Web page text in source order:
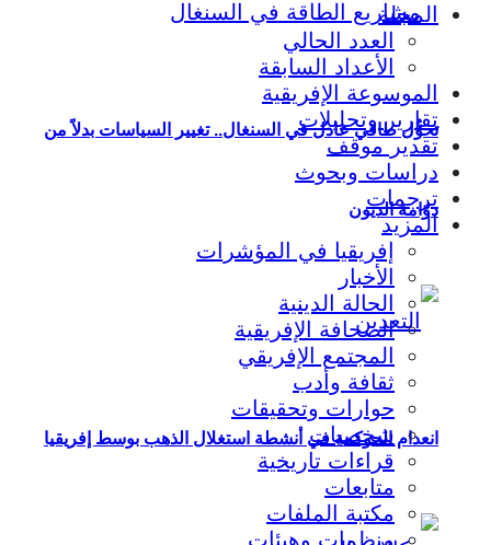
تحوُّل طاقي عادل في السنغال.. تغيير السياسات بدلاً من
دوّامة الديون
انعدام الحوكمة في أنشطة استغلال الذهب بوسط إفريقيا
المجلة
العدد الحالي
الأعداد السابقة
الموسوعة الإفريقية
تقارير وتحليلات
تقدير موقف
دراسات وبحوث
ترجمات
المزيد
إفريقيا في المؤشرات
الأخبار
الحالة الدينية
الصحافة الإفريقية
المجتمع الإفريقي
ثقافة وأدب
حوارات وتحقيقات
شخصيات
قراءات تاريخية
متابعات
مكتبة الملفات
منظمات وهيئات